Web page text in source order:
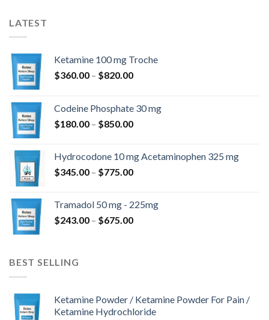
LATEST
Ketamine 100 mg Troche
$360.00 – $820.00Hinnavahemik:
$820.00
Codeine Phosphate 30 mg
$180.00 – $850.00Hinnavahemik:
$850.00
Hydrocodone 10 mg Acetaminophen 325 mg
$345.00 – $775.00Hinnavahemik:
$775.00
Tramadol 50 mg - 225mg
$243.00 – $675.00Hinnavahemik:
BEST SELLING
Ketamine Powder / Ketamine Powder For Pain /
Ketamine Hydrochloride